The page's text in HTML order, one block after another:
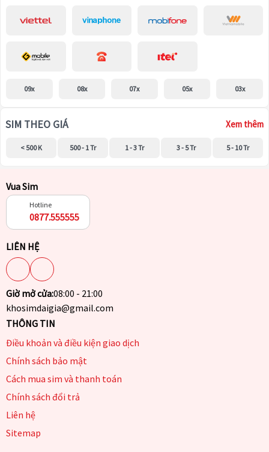
09x 08x 07x 05x 03x
SIM THEO GIÁ Xem thêm
< 500 K 500 - 1 Tr 1 - 3 Tr 3 - 5 Tr 5 - 10 Tr
Vua Sim
Hotline
0877.555555
LIÊN HỆ
Giờ mở cửa:08:00 - 21:00
khosimdaigia@gmail.com
THÔNG TIN
Điều khoản và điều kiện giao dịch
Chính sách bảo mật
Cách mua sim và thanh toán
Chính sách đổi trả
Liên hệ
Sitemap